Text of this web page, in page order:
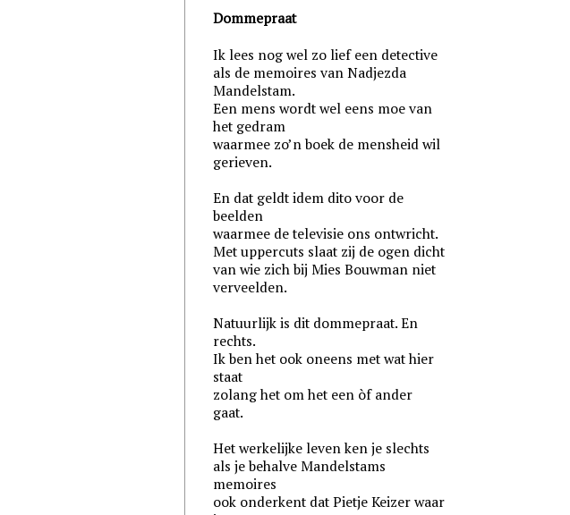
Dommepraat
Ik lees nog wel zo lief een detective
als de memoires van Nadjezda
Mandelstam.
Een mens wordt wel eens moe van
het gedram
waarmee zo’n boek de mensheid wil
gerieven.
En dat geldt idem dito voor de
beelden
waarmee de televisie ons ontwricht.
Met uppercuts slaat zij de ogen dicht
van wie zich bij Mies Bouwman niet
verveelden.
Natuurlijk is dit dommepraat. En
rechts.
Ik ben het ook oneens met wat hier
staat
zolang het om het een òf ander
gaat.
Het werkelijke leven ken je slechts
als je behalve Mandelstams
memoires
ook onderkent dat Pietje Keizer waar